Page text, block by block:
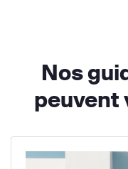
Nos
peuvent